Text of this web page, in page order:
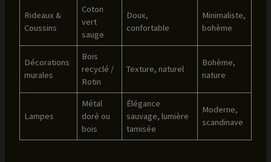
Rideaux &
Coussins
Coton
vert
sauge
Doux,
confortable
Minimaliste,
bohème
Décorations
murales
Bois
recyclé /
Rotin
Texture, naturel
Bohème,
nature
Lampes
Métal
doré ou
bois
Élégance
sauvage, lumière
tamisée
Moderne,
scandinave